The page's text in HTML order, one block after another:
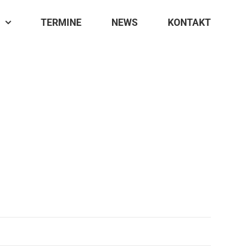
TERMINE NEWS KONTAKT